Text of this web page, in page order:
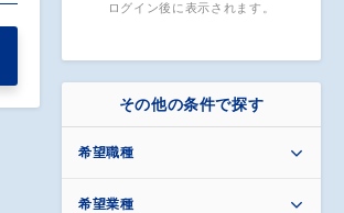
ログイン後に表示されます。
その他の条件で探す
希望職種
希望業種